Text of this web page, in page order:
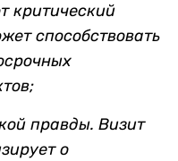
критический
способствовать
правды. Визит
о